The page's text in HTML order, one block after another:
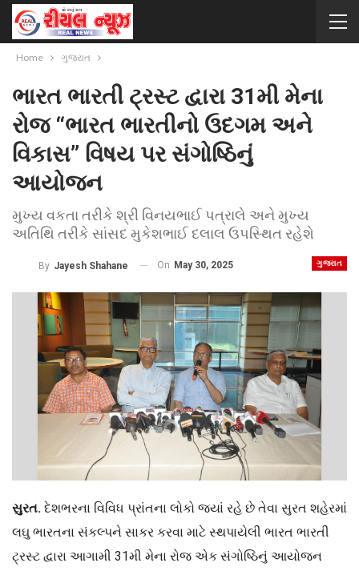
Home ગુજરાત
ભારત ભારતી ટ્રસ્ટ દ્વારા 31મી મેના
રોજ “ભારત ભારતીનો ઉદગમ અને
વિકાસ” વિષય પર સંગોષ્ઠિનું
આયોજન
મુખ્ય વકતા તરીકે શ્રી વિનયભાઈ પત્રાલે અને મુખ્ય
અતિથિ તરીકે સાંસદ મુકેશભાઈ દલાલ ઉપસ્થિત રહેશે
ગુજરાત
By Jayesh Shahane On May 30, 2025
સુરત. દેશભરના વિવિધ પ્રાંતના લોકો જ્યાં રહે છે તેવા સુરત શહેરમાં
લઘુ ભારતના સંકલ્પને સાકર કરવા માટે સ્થપાયેલી ભારત ભારતી
ટ્રસ્ટ દ્વારા આગામી 31મી મેના રોજ એક સંગોષ્ઠિનું આયોજન